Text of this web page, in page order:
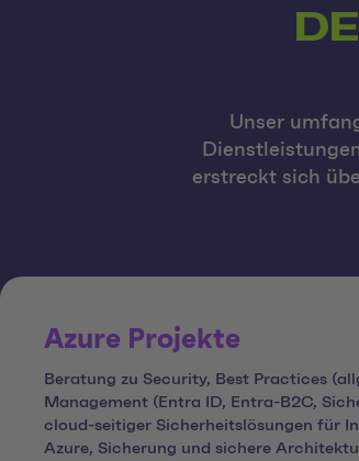
Unser
erstreckt sich
Azure Projekte
Beratung zu Security, Best Practices
Management (Entra ID, Entra-B2C,
cloud-seitiger Sicherheitslösungen für
Azure, Sicherung und sichere